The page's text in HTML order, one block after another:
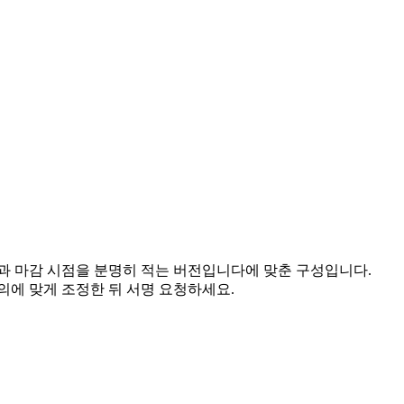
마감 시점을 분명히 적는 버전입니다에 맞춘 구성입니다.
에 맞게 조정한 뒤 서명 요청하세요.